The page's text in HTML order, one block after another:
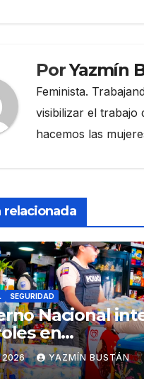
PorYazmín
Feminista.
visibilizar el trabajo
hacemos las
relacionada
SEGURIDAD
Nacional
en
y
de Pichincha:
2026 YAZMÍN BUSTÁN